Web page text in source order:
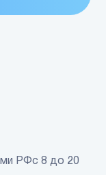
РФс 8 до 20